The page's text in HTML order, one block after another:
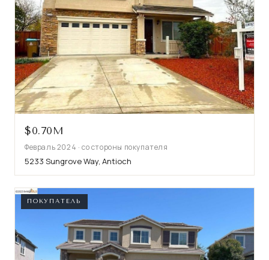
$0.70M
Февраль 2024 · со стороны покупателя
5233 Sungrove Way, Antioch
ПОКУПАТЕЛЬ